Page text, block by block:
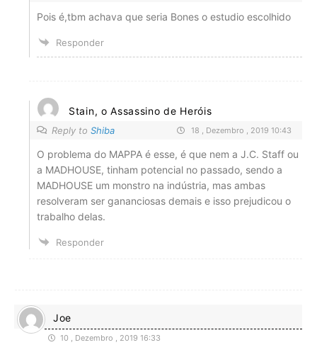
Pois é,tbm achava que seria Bones o estudio escolhido
Responder
Stain, o Assassino de Heróis
Reply to Shiba 18 , Dezembro , 2019 10:43
O problema do MAPPA é esse, é que nem a J.C. Staff ou
a MADHOUSE, tinham potencial no passado, sendo a
MADHOUSE um monstro na indústria, mas ambas
resolveram ser gananciosas demais e isso prejudicou o
trabalho delas.
Responder
Joe
10 , Dezembro , 2019 16:33